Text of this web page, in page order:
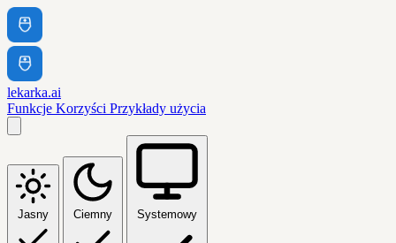
lekarka.ai
Funkcje Korzyści Przykłady użycia
Jasny Ciemny Systemowy